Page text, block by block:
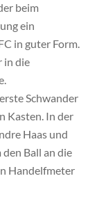
beim
ein
in guter Form.
in die
Schwander
Kasten. In der
Haas und
Ball an die
Handelfmeter